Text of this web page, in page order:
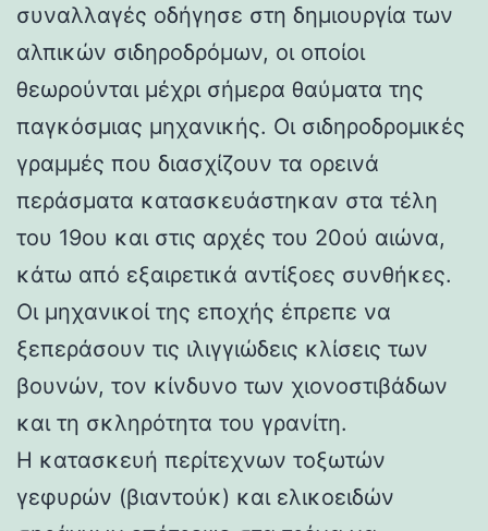
συναλλαγές οδήγησε στη δημιουργία των
αλπικών σιδηροδρόμων, οι οποίοι
θεωρούνται μέχρι σήμερα θαύματα της
παγκόσμιας μηχανικής. Οι σιδηροδρομικές
γραμμές που διασχίζουν τα ορεινά
περάσματα κατασκευάστηκαν στα τέλη
του 19ου και στις αρχές του 20ού αιώνα,
κάτω από εξαιρετικά αντίξοες συνθήκες.
Οι μηχανικοί της εποχής έπρεπε να
ξεπεράσουν τις ιλιγγιώδεις κλίσεις των
βουνών, τον κίνδυνο των χιονοστιβάδων
και τη σκληρότητα του γρανίτη.
Η κατασκευή περίτεχνων τοξωτών
γεφυρών (βιαντούκ) και ελικοειδών